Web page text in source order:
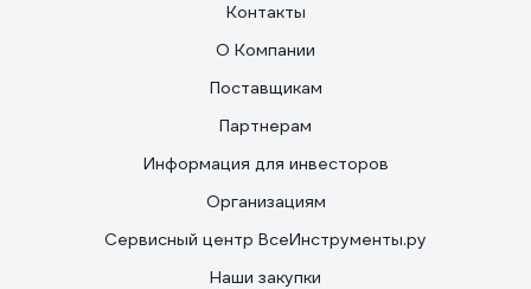
Контакты
О Компании
Поставщикам
Партнерам
Информация для инвесторов
Организациям
Сервисный центр ВсеИнструменты.ру
Наши закупки